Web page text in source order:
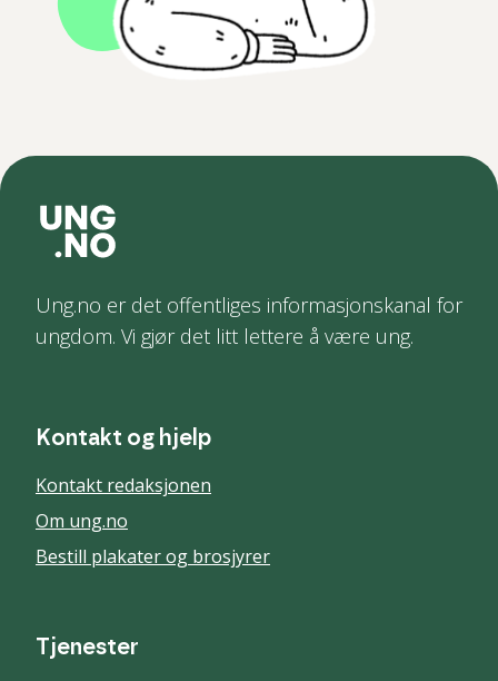
Ung.no er det offentliges informasjonskanal for
ungdom. Vi gjør det litt lettere å være ung.
Kontakt og hjelp
Kontakt redaksjonen
Om ung.no
Bestill plakater og brosjyrer
Tjenester